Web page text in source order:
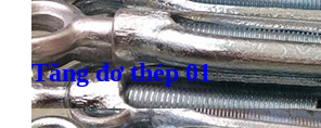
Tăng đơ thép 01